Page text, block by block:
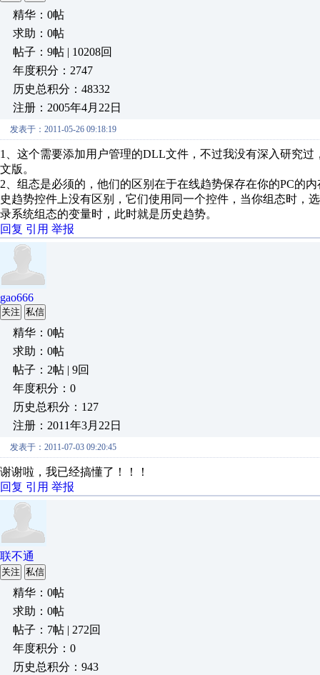
精华：0帖
求助：0帖
帖子：9帖 | 10208回
年度积分：2747
历史总积分：48332
注册：2005年4月22日
发表于：2011-05-26 09:18:19
1、这个需要添加用户管理的DLL文件，不过我没有深入研究
文版。
2、组态是必须的，他们的区别在于在线趋势保存在你的PC的
史趋势控件上没有区别，它们使用同一个控件，当你组态时，
录系统组态的变量时，此时就是历史趋势。
回复 引用 举报
gao666
关注 私信
精华：0帖
求助：0帖
帖子：2帖 | 9回
年度积分：0
历史总积分：127
注册：2011年3月22日
发表于：2011-07-03 09:20:45
谢谢啦，我已经搞懂了！！！
回复 引用 举报
联不通
关注 私信
精华：0帖
求助：0帖
帖子：7帖 | 272回
年度积分：0
历史总积分：943